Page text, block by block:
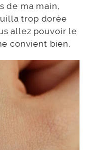
de ma main,
trop dorée
allez pouvoir le
convient bien.